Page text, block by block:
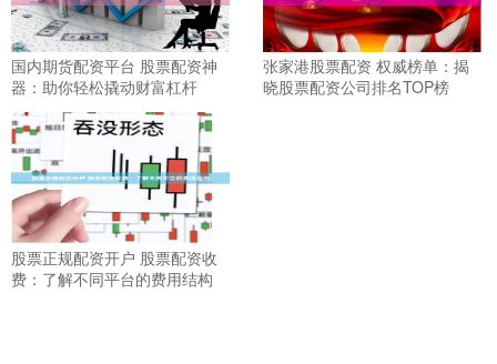
国内期货配资平台 股票配资神
器：助你轻松撬动财富杠杆
张家港股票配资 权威榜单：揭
晓股票配资公司排名TOP榜
股票正规配资开户 股票配资收
费：了解不同平台的费用结构